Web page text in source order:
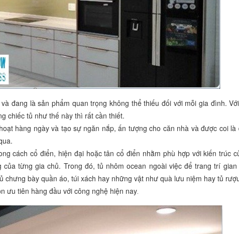
đang là sản phẩm quan trọng không thể thiếu đối với mỗi gia đình.
chiếc tủ như thế này thì rất cần thiết.
hàng ngày và tạo sự ngăn nắp, ấn tượng cho căn nhà và được coi là
cách cổ điển, hiện đại hoặc tân cổ điển nhằm phù hợp với kiến trúc
từng gia chủ. Trong đó, tủ nhôm ocean ngoài việc để trang trí
chưng bày quần áo, túi xách hay những vật như quà lưu niệm hay tủ
ưu tiên hàng đầu với công nghệ hiện nay